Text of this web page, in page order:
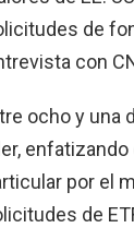
de
con
ocho y una
por el
de